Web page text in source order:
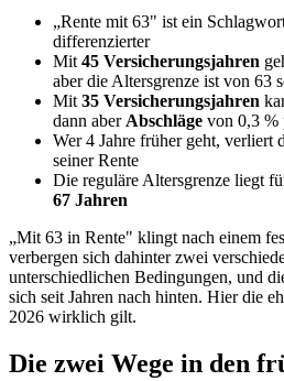
„Rente mit 63" ist ein
differenzierter
Mit 45 Versicherungsjahren
aber die Altersgrenze ist von 63
Mit 35 Versicherungsjahren
dann aber Abschläge von 0,3 %
Wer 4 Jahre früher geht, verliert
seiner Rente
Die reguläre Altersgrenze liegt
67 Jahren
„Mit 63 in Rente" klingt nach einem
verbergen sich dahinter zwei
unterschiedlichen Bedingungen, und
sich seit Jahren nach hinten. Hier die
2026 wirklich gilt.
Die zwei Wege in den